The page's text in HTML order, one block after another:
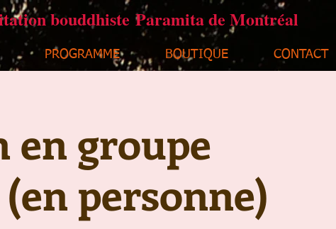
bouddhiste Paramita de Montréal
PROGRAMME BOUTIQUE CONTACT
groupe
personne)